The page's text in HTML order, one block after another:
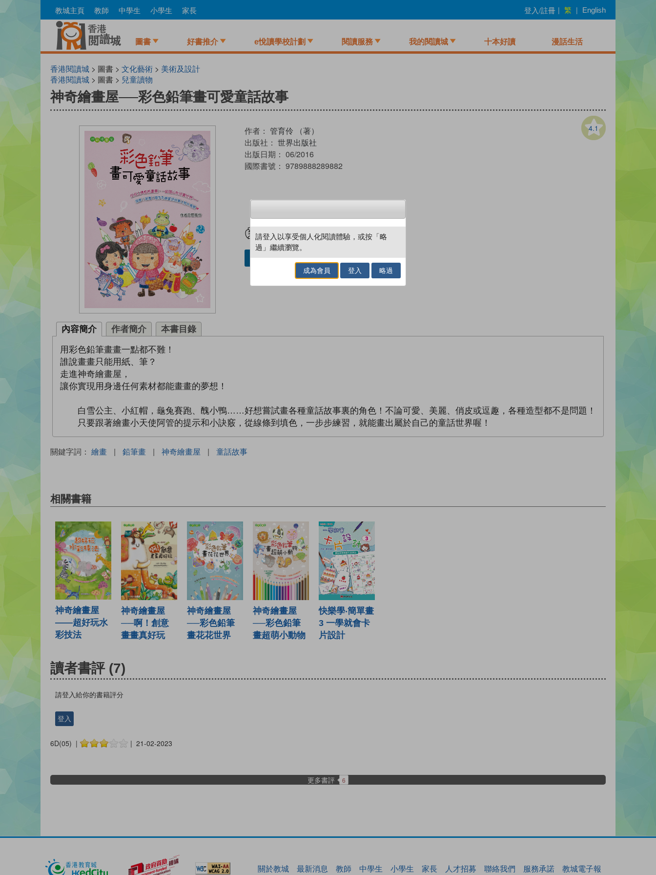
to
教城主頁 教師 中學生 小學生 家長 登入/註冊 | 繁 | English
圖書 好書推介 e悅讀學校計劃 閱讀服務 我的閱讀城 十本好讀 漫話生活
香港閱讀城 > 圖書 >文化藝術 > 美術及設計
香港閱讀城 > 圖書 > 兒童讀物
神奇繪畫屋──彩色鉛筆畫可愛童話故事
4.1
作者： 管育伶 （著）
出版社： 世界出版社
出版日期： 06/2016
國際書號： 9789888289882
試閲 加入閱讀紀錄
借閱實體書
內容簡介 作者簡介 本書目錄
用彩色鉛筆畫畫一點都不難！
誰說畫畫只能用紙、筆？
走進神奇繪畫屋，
讓你實現用身邊任何素材都能畫畫的夢想！
白雪公主、小紅帽，龜兔賽跑、醜小鴨……好想嘗試畫各種童話故事裏的角色！不論可愛、美麗、俏皮或逗趣，各種造型都不是問題！
只要跟著繪畫小天使阿管的提示和小訣竅，從線條到填色，一步步練習，就能畫出屬於自己的童話世界喔！
關鍵字詞：繪畫 | 鉛筆畫 | 神奇繪畫屋 | 童話故事
相關書籍
神奇繪畫屋
——超好玩水
彩技法
神奇繪畫屋
──啊！創意
畫畫真好玩
神奇繪畫屋
──彩色鉛筆
畫花花世界
神奇繪畫屋
──彩色鉛筆
畫超萌小動物
快樂學‧簡單畫
3 一學就會卡
片設計
讀者書評 (7)
請登入給你的書籍評分
登入
6D(05) | | 21-02-2023
更多書評 6
關於教城 最新消息 教師 中學生 小學生 家長 人才招募 聯絡我們 服務承諾 教城電子報
請登入以享受個人化閱讀體驗，或按「略
過」繼續瀏覽。
成為會員 登入 略過